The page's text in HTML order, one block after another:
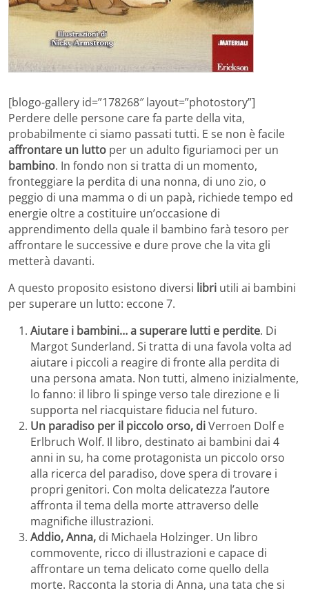
[blogo-gallery id=”178268″ layout=”photostory”]
Perdere delle persone care fa parte della vita,
probabilmente ci siamo passati tutti. E se non è facile
affrontare un lutto per un adulto figuriamoci per un
bambino. In fondo non si tratta di un momento,
fronteggiare la perdita di una nonna, di uno zio, o
peggio di una mamma o di un papà, richiede tempo ed
energie oltre a costituire un’occasione di
apprendimento della quale il bambino farà tesoro per
affrontare le successive e dure prove che la vita gli
metterà davanti.
A questo proposito esistono diversi libri utili ai bambini
per superare un lutto: eccone 7.
Aiutare i bambini… a superare lutti e perdite. Di
Margot Sunderland.Si tratta di una favola volta ad
aiutare i piccoli a reagire di fronte alla perdita di
una persona amata. Non tutti, almeno inizialmente,
lo fanno: il libro li spinge verso tale direzione e li
supporta nel riacquistare fiducia nel futuro.
Un paradiso per il piccolo orso, diVerroen Dolf e
Erlbruch Wolf. Il libro, destinato ai bambini dai 4
anni in su, ha come protagonista un piccolo orso
alla ricerca del paradiso, dove spera di trovare i
propri genitori. Con molta delicatezza l’autore
affronta il tema della morte attraverso delle
magnifiche illustrazioni.
Addio, Anna, di Michaela Holzinger. Un libro
commovente, ricco di illustrazioni e capace di
affrontare un tema delicato come quello della
morte. Racconta la storia di Anna, una tata che si